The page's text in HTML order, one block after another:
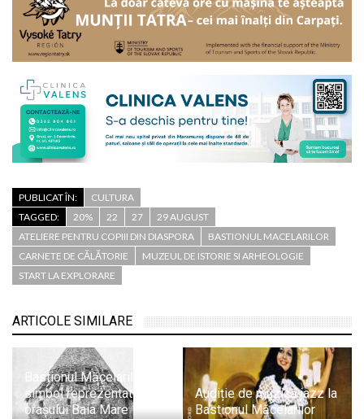
PUBLICAT ÎN:
CULTURA
TAGGED:
20% 22 27
29 AUGUST
ATELIERE PENTRU COPIII DIN DIASPORA
BASTIONUL MACELARILOR
CARNETE DE CĂLĂTORIE
MUZEUL DE ISTORIE SI ARHEOLOGIE
START LA EXPLORARE
ARTICOLE SIMILARE
Bastionul Măcelarilor,
simbol reprezentativ al
orașului Baia Mare
Audiție de muzică jazz la
Bastionul Măcelarilor